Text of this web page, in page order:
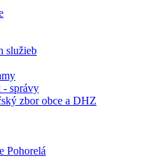
služieb
- správy
zbor obce a DHZ
Pohorelá